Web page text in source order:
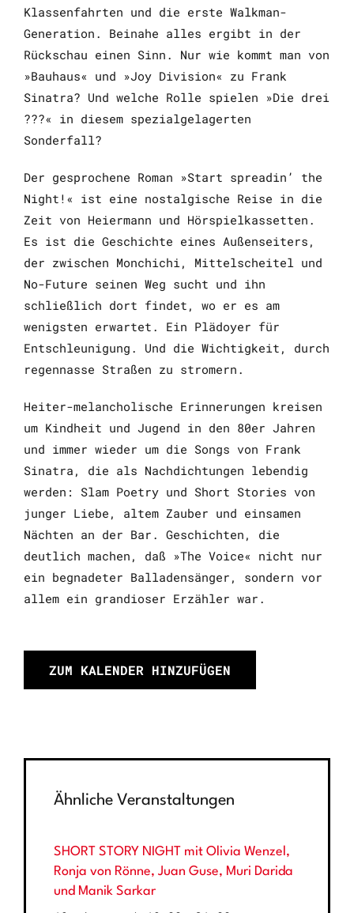
Klassenfahrten und die erste Walkman-
Generation. Beinahe alles ergibt in der
Rückschau einen Sinn. Nur wie kommt man von
»Bauhaus« und »Joy Division« zu Frank
Sinatra? Und welche Rolle spielen »Die drei
???« in diesem spezialgelagerten
Sonderfall?
Der gesprochene Roman »Start spreadin’ the
Night!« ist eine nostalgische Reise in die
Zeit von Heiermann und Hörspielkassetten.
Es ist die Geschichte eines Außenseiters,
der zwischen Monchichi, Mittelscheitel und
No-Future seinen Weg sucht und ihn
schließlich dort findet, wo er es am
wenigsten erwartet. Ein Plädoyer für
Entschleunigung. Und die Wichtigkeit, durch
regennasse Straßen zu stromern.
Heiter-melancholische Erinnerungen kreisen
um Kindheit und Jugend in den 80er Jahren
und immer wieder um die Songs von Frank
Sinatra, die als Nachdichtungen lebendig
werden: Slam Poetry und Short Stories von
junger Liebe, altem Zauber und einsamen
Nächten an der Bar. Geschichten, die
deutlich machen, daß »The Voice« nicht nur
ein begnadeter Balladensänger, sondern vor
allem ein grandioser Erzähler war.
ZUM KALENDER HINZUFÜGEN
Ähnliche Veranstaltungen
SHORT STORY NIGHT mit Olivia Wenzel,
Ronja von Rönne, Juan Guse, Muri Darida
und Manik Sarkar